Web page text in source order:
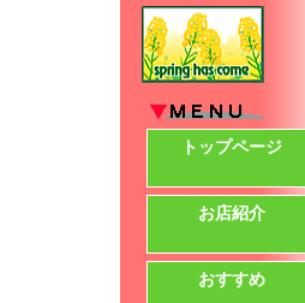
トップページ
お店紹介
おすすめ